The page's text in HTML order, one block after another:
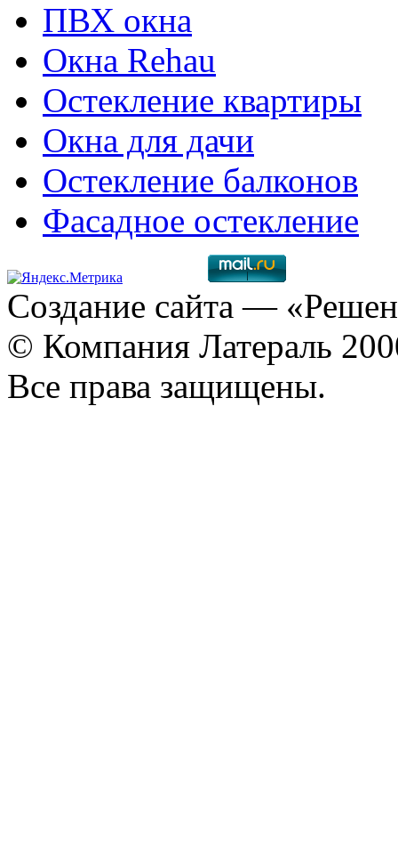
ПВХ окна
Окна Rehau
Остекление квартиры
Окна для дачи
Остекление балконов
Фасадное остекление
Создание сайта —
© Компания Латераль
Все права защищены.